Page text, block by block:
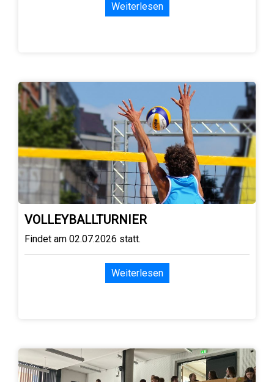
Weiterlesen
VOLLEYBALLTURNIER
Findet am 02.07.2026 statt.
Weiterlesen